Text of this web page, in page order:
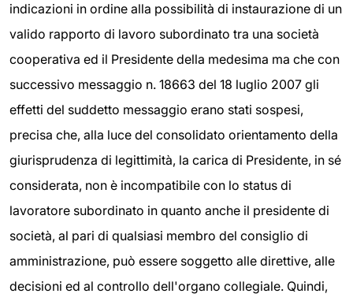
indicazioni in ordine alla possibilità di instaurazione di un
valido rapporto di lavoro subordinato tra una società
cooperativa ed il Presidente della medesima ma che con
successivo messaggio n. 18663 del 18 luglio 2007 gli
effetti del suddetto messaggio erano stati sospesi,
precisa che, alla luce del consolidato orientamento della
giurisprudenza di legittimità, la carica di Presidente, in sé
considerata, non è incompatibile con lo status di
lavoratore subordinato in quanto anche il presidente di
società, al pari di qualsiasi membro del consiglio di
amministrazione, può essere soggetto alle direttive, alle
decisioni ed al controllo dell'organo collegiale. Quindi,